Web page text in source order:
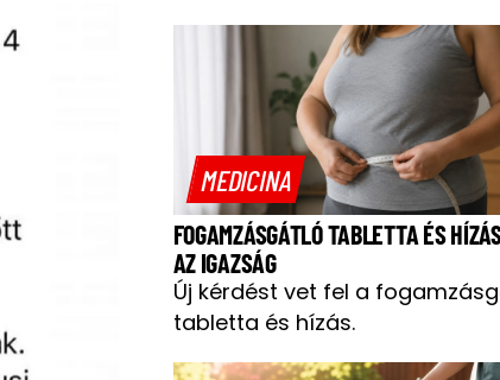
MEDICINA
FOGAMZÁSGÁTLÓ TABLETTA ÉS
AZ IGAZSÁG
Új kérdést vet fel a
tabletta és hízás.